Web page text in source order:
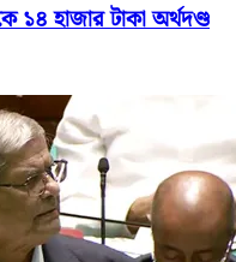
১৪ হাজার টাকা অর্থদণ্ড